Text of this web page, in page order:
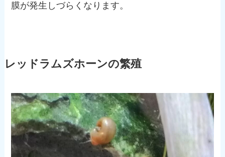
膜が発生しづらくなります。
レッドラムズホーンの繁殖